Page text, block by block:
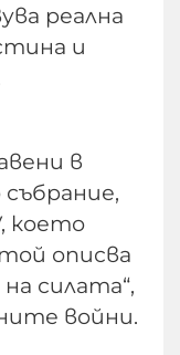
реална
и
в
което
описва
силата“,
войни.